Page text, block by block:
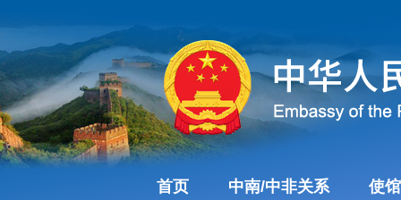
首页 中南/中非关系 使